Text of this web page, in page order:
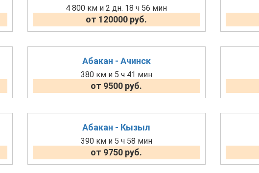
4 800 км и 2 дн. 18 ч 56 мин
от 120000 руб.
Абакан - Ачинск
380 км и 5 ч 41 мин
от 9500 руб.
Абакан - Кызыл
390 км и 5 ч 58 мин
от 9750 руб.